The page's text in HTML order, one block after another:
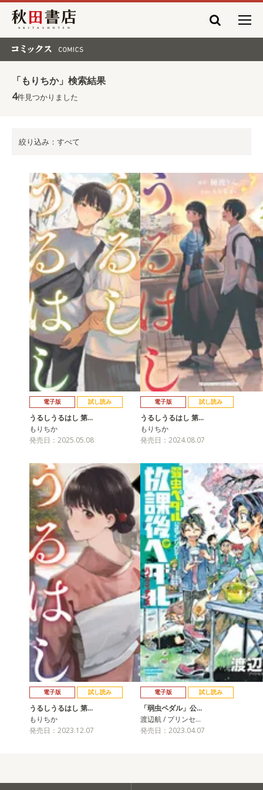
秋田書店
「もりちか」検索結果
4件見つかりました
絞り込み：すべて
電子版 試し読み
うるしうるはし 第…
もりちか
発売日：2025.05.08
電子版 試し読み
うるしうるはし 第…
もりちか
発売日：2024.08.07
電子版 試し読み
うるしうるはし 第…
もりちか
発売日：2023.12.07
電子版 試し読み
「弱虫ペダル」公…
渡辺航 / プリンセ…
発売日：2023.04.07